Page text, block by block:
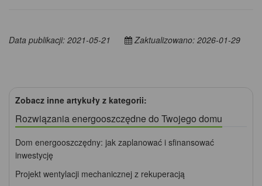
Data publikacji: 2021-05-21 Zaktualizowano: 2026-01-29
Zobacz inne artykuły z kategorii:
Rozwiązania energooszczędne do Twojego domu
Dom energooszczędny: jak zaplanować i sfinansować
inwestycję
Projekt wentylacji mechanicznej z rekuperacją